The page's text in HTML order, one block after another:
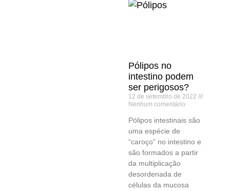
Pólipos no
intestino podem
ser perigosos?
12 de setembro de 2022
Nenhum comentário
Pólipos intestinais são
uma espécie de
“caroço” no intestino e
são formados a partir
da multiplicação
desordenada de
células da mucosa